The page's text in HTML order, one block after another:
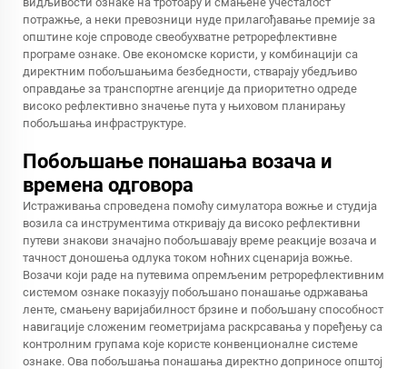
потражње, а неки превозници нуде прилагођавање премије за
општине које спроводе свеобухватне ретрорефлективне
програме ознаке. Ове економске користи, у комбинацији са
директним побољшањима безбедности, стварају убедљиво
оправдање за транспортне агенције да приоритетно одреде
високо рефлективно значење пута у њиховом планирању
побољшања инфраструктуре.
Побољшање понашања возача и
времена одговора
Истраживања спроведена помоћу симулатора вожње и студија
возила са инструментима откривају да високо рефлективни
путеви знакови значајно побољшавају време реакције возача и
тачност доношења одлука током ноћних сценарија вожње.
Возачи који раде на путевима опремљеним ретрорефлективним
системом ознаке показују побољшано понашање одржавања
ленте, смањену варијабилност брзине и побољшану способност
навигације сложеним геометријама раскрсавања у поређењу са
контролним групама које користе конвенционалне системе
ознаке. Ова побољшања понашања директно доприносе општој